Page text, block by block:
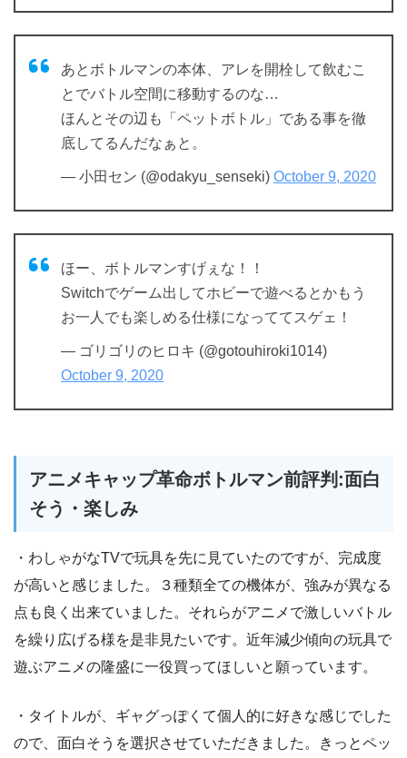
あとボトルマンの本体、アレを開栓して飲むこ
とでバトル空間に移動するのな…
ほんとその辺も「ペットボトル」である事を徹
底してるんだなぁと。
— 小田セン (@odakyu_senseki) October 9, 2020
ほー、ボトルマンすげぇな！！
Switchでゲーム出してホビーで遊べるとかもう
お一人でも楽しめる仕様になっててスゲェ！
— ゴリゴリのヒロキ (@gotouhiroki1014)
October 9, 2020
アニメキャップ革命ボトルマン前評判:面白
そう・楽しみ
・わしゃがなTVで玩具を先に見ていたのですが、完成度
が高いと感じました。３種類全ての機体が、強みが異なる
点も良く出来ていました。それらがアニメで激しいバトル
を繰り広げる様を是非見たいです。近年減少傾向の玩具で
遊ぶアニメの隆盛に一役買ってほしいと願っています。
・タイトルが、ギャグっぽくて個人的に好きな感じでした
ので、面白そうを選択させていただきました。きっとペッ